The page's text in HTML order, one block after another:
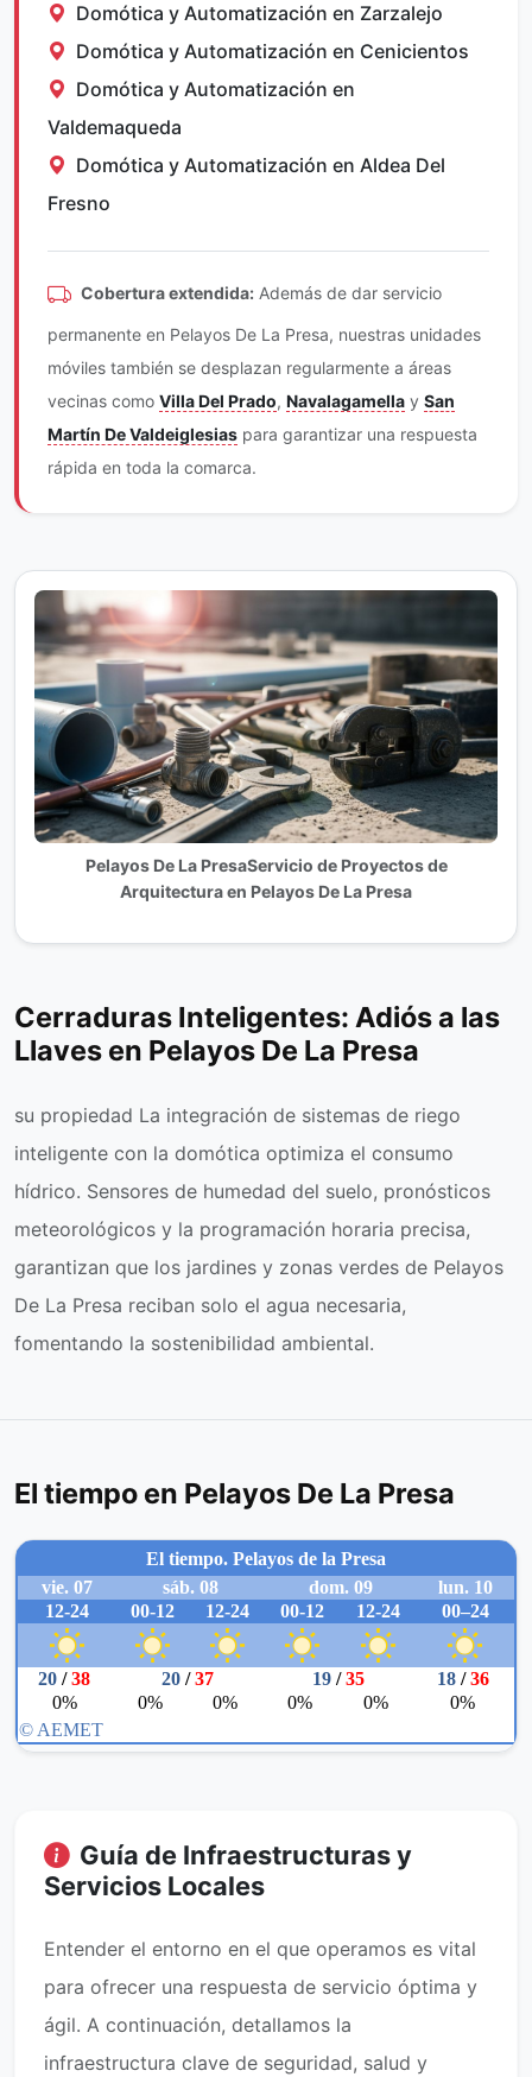
Domótica y Automatización en Zarzalejo
Domótica y Automatización en Cenicientos
Domótica y Automatización en
Valdemaqueda
Domótica y Automatización en Aldea Del
Fresno
Cobertura extendida: Además de dar servicio
permanente en Pelayos De La Presa, nuestras unidades
móviles también se desplazan regularmente a áreas
vecinas como Villa Del Prado, Navalagamella y San
Martín De Valdeiglesias para garantizar una respuesta
rápida en toda la comarca.
Pelayos De La PresaServicio de Proyectos de
Arquitectura en Pelayos De La Presa
Cerraduras Inteligentes: Adiós a las
Llaves en Pelayos De La Presa
su propiedad La integración de sistemas de riego
inteligente con la domótica optimiza el consumo
hídrico. Sensores de humedad del suelo, pronósticos
meteorológicos y la programación horaria precisa,
garantizan que los jardines y zonas verdes de Pelayos
De La Presa reciban solo el agua necesaria,
fomentando la sostenibilidad ambiental.
El tiempo en Pelayos De La Presa
Guía de Infraestructuras y
Servicios Locales
Entender el entorno en el que operamos es vital
para ofrecer una respuesta de servicio óptima y
ágil. A continuación, detallamos la
infraestructura clave de seguridad, salud y